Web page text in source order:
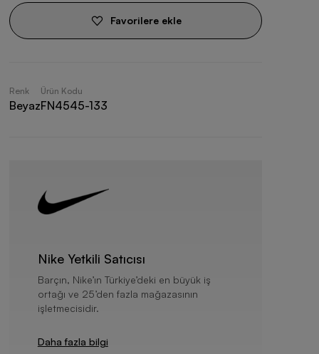
Favorilere ekle
Renk
Beyaz
Ürün Kodu
FN4545-133
Nike Yetkili Satıcısı
Barçın, Nike’ın Türkiye’deki en büyük iş
ortağı ve 25’den fazla mağazasının
işletmecisidir.
Daha fazla bilgi